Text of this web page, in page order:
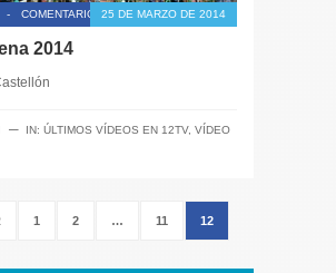
- COMENTARIOS CERRADOS
25 DE MARZO DE 2014
2014
Castellón
─ IN: ÚLTIMOS VÍDEOS EN 12TV, VÍDEO
1 2 … 11 12